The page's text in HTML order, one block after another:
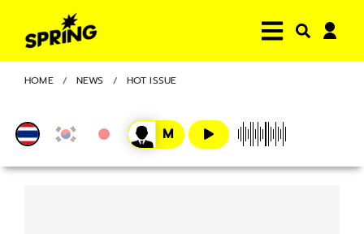
HOME NEWS HOT ISSUE